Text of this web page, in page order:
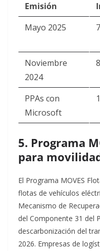
Emisión
Mayo 2025
Noviembre
2024
PPAs con
Microsoft
5. Programa
para
El Programa MOVES
flotas de vehículos
Mecanismo de
del Componente 31 del
descarbonización del
2026. Empresas de